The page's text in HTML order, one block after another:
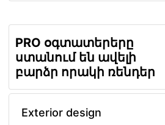
PRO օգտատերերը
ստանում են ավելի
բարձր որակի ռենդեր
Exterior design